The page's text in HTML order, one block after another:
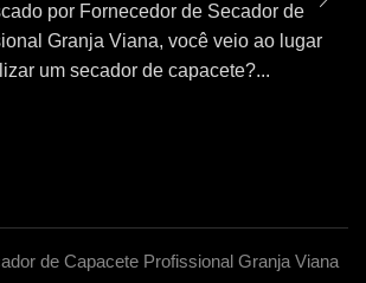
por Fornecedor de Secador de
Granja Viana, você veio ao lugar
um secador de capacete?...
de Capacete Profissional Granja Viana